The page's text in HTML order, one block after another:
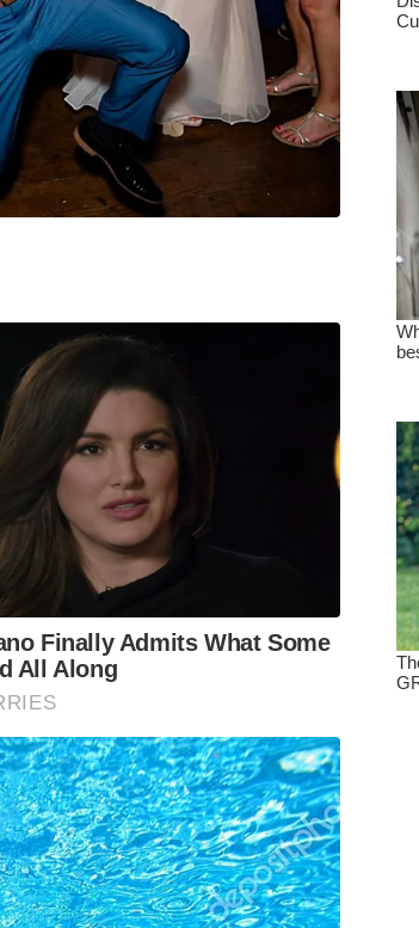
അപകടത്തിലാണെന്ന്